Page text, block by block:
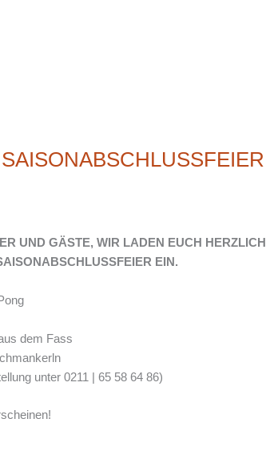
UND GÄSTE, WIR LADEN EUCH HERZLICH
EIN.
dem Fass
unter 0211 | 65 58 64 86)